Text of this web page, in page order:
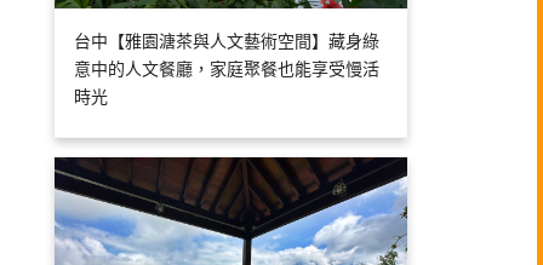
台中【雅園溏茶與人文藝術空間】藏身綠
意中的人文餐廳，家庭聚餐也能享受慢活
時光